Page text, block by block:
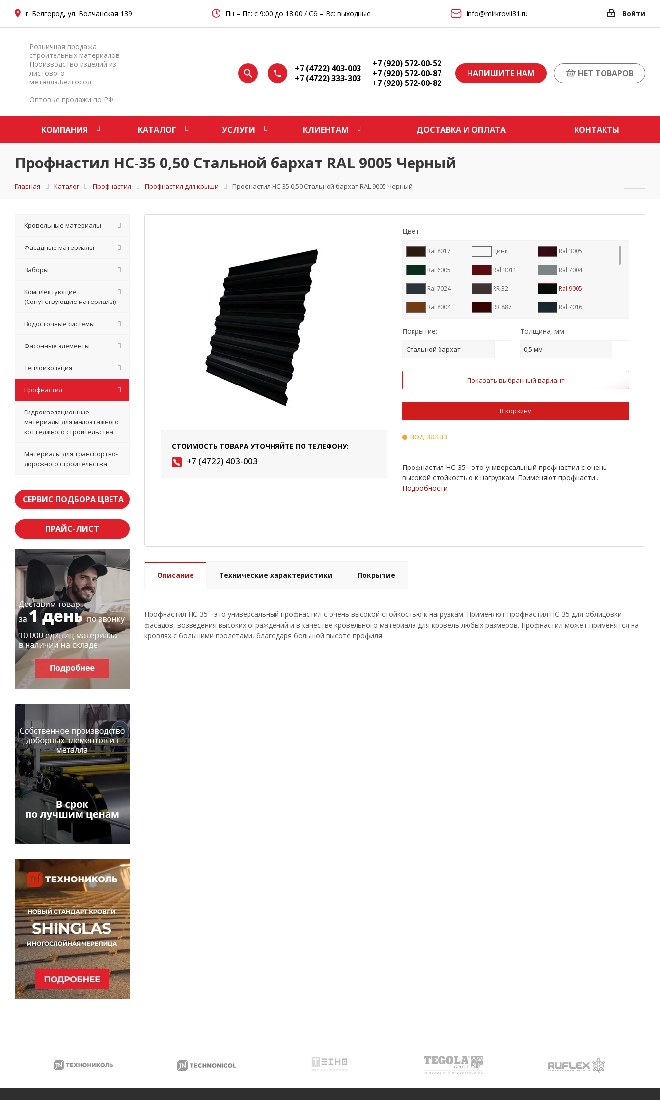
г. Белгород, ул. Волчанская 139 Пн – Пт: с 9:00 до 18:00 / Сб – Вс: выходные info@mirkrovli31.ru Войти
Розничная продажа
строительных материалов
Производство изделий из
листового
металла.Белгород
Оптовые продажи по РФ
+7 (4722) 403-003
+7 (4722) 333-303
+7 (920) 572-00-52
+7 (920) 572-00-87
+7 (920) 572-00-82
НАПИШИТЕ НАМ НЕТ ТОВАРОВ
КОМПАНИЯ КАТАЛОГ УСЛУГИ КЛИЕНТАМ ДОСТАВКА И ОПЛАТА КОНТАКТЫ
Профнастил НС-35 0,50 Стальной бархат RAL 9005 Черный
Главная Каталог Профнастил Профнастил для крыши Профнастил НС-35 0,50 Стальной бархат RAL 9005 Черный
СТОИМОСТЬ ТОВАРА УТОЧНЯЙТЕ ПО ТЕЛЕФОНУ:
+7 (4722) 403-003
Цвет:
Ral 8017 Цинк Ral 3005
Ral 6005 Ral 3011 Ral 7004
Ral 7024 RR 32 Ral 9005
Ral 8004 RR 887 Ral 7016
Ral 1015
Ral 2004 Ral 3003
Ral 5002 Ral 5021 Ral 6002
Ral 7005 Ral 1014 Ral 1018
RR 33
Ral 9006 Golden Dub Cherry Wood
Покрытие:
Стальной бархат
Толщина, мм:
0,5 мм
Показать выбранный вариант
В корзину
под заказ
Профнастил НС-35 - это универсальный профнастил с очень
высокой стойкостью к нагрузкам. Применяют профнасти...
Подробности
Описание Технические характеристики Покрытие
Профнастил НС-35 - это универсальный профнастил с очень высокой стойкостью к нагрузкам. Применяют профнастил НС-35 для облицовки
фасадов, возведения высоких ограждений и в качестве кровельного материала для кровель любых размеров. Профнастил может применятся на
кровлях с большими пролетами, благодаря большой высоте профиля.
Кровельные материалы
Фасадные материалы
Заборы
Комплектующие
(Сопутствующие материалы)
Водосточные системы
Фасонные элементы
Теплоизоляция
Профнастил
Гидроизоляционные
материалы для малоэтажного
коттеджного строительства
Материалы для транспортно-
дорожного строительства
СЕРВИС ПОДБОРА ЦВЕТА
ПРАЙС-ЛИСТ